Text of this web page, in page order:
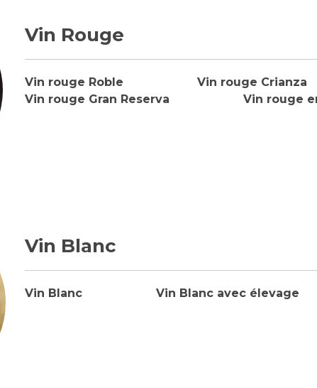
Vin Rouge
Vin rouge Roble Vin rouge Crianza
Vin rouge Gran Reserva
Vin rouge
Vin Blanc
Vin Blanc Vin Blanc avec élevage